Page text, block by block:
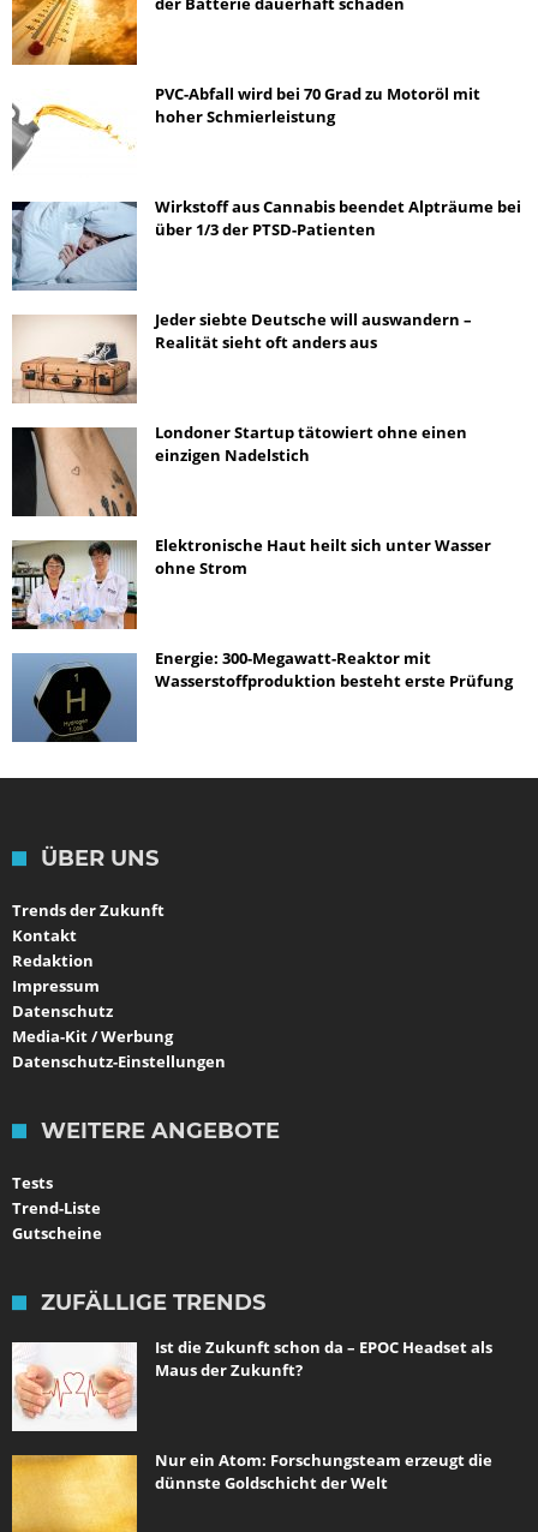
PVC-Abfall wird bei 70 Grad zu Motoröl mit
hoher Schmierleistung
Wirkstoff aus Cannabis beendet Alpträume bei
über 1/3 der PTSD-Patienten
Jeder siebte Deutsche will auswandern –
Realität sieht oft anders aus
Londoner Startup tätowiert ohne einen
einzigen Nadelstich
Elektronische Haut heilt sich unter Wasser
ohne Strom
Energie: 300-Megawatt-Reaktor mit
Wasserstoffproduktion besteht erste Prüfung
ÜBER UNS
Trends der Zukunft
Kontakt
Redaktion
Impressum
Datenschutz
Media-Kit / Werbung
Datenschutz-Einstellungen
WEITERE ANGEBOTE
Tests
Trend-Liste
Gutscheine
ZUFÄLLIGE TRENDS
Ist die Zukunft schon da – EPOC Headset als
Maus der Zukunft?
Nur ein Atom: Forschungsteam erzeugt die
dünnste Goldschicht der Welt